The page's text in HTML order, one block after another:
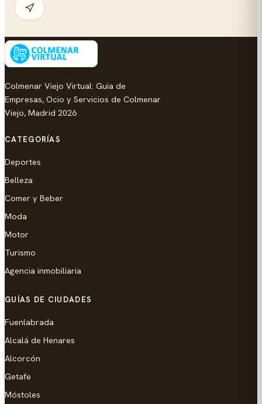
Colmenar Viejo Virtual: Guia de
Empresas, Ocio y Servicios de Colmenar
Viejo, Madrid 2026
CATEGORÍAS
Deportes
Belleza
Comer y Beber
Moda
Motor
Turismo
Agencia inmobiliaria
GUÍAS DE CIUDADES
Fuenlabrada
Alcalá de Henares
Alcorcón
Getafe
Móstoles